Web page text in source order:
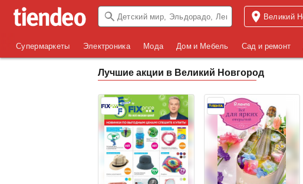
Супермаркеты Электроника Мода Дом и Мебель Сад и ремонт
Лучшие акции в Великий Новгород